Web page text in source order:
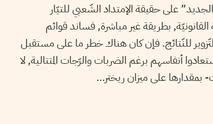
مؤسّس “العهد الجديد” على حقيقة الإمتداد الشّعبي للتيّار
بطريقة غير مباشرة, فساند قوائم
للنّتائج. فإن كان هناك خطر ما على مستقبل
أنفاسهم برغم الضربات والرّجات المتتالية, لا
بمقدارها على ميزان ريختر…